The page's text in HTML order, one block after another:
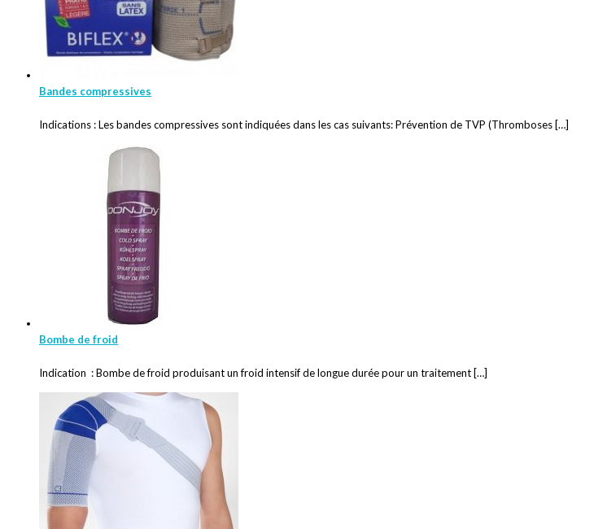
Bandes compressives
Indications : Les bandes compressives sont indiquées dans les cas suivants: Prévention de TVP (Thromboses […]
Bombe de froid
Indication : Bombe de froid produisant un froid intensif de longue durée pour un traitement […]